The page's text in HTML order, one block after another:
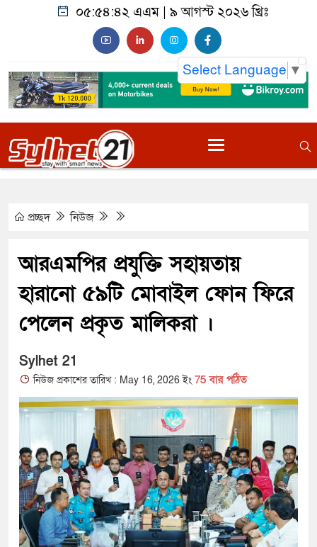
০৫:৫৪:৪৩ এএম |৯ আগস্ট ২০২৬ খ্রিঃ
Select Language ▼
প্রচ্ছদ নিউজ
আরএমপির প্রযুক্তি সহায়তায়
হারানো ৫৯টি মোবাইল ফোন ফিরে
পেলেন প্রকৃত মালিকরা ।
Sylhet 21
নিউজ প্রকাশের তারিখ : May 16, 2026 ইং 75 বার পঠিত